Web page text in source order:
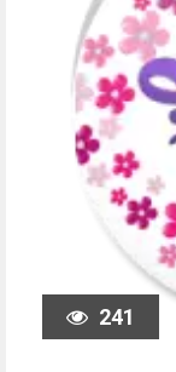
241